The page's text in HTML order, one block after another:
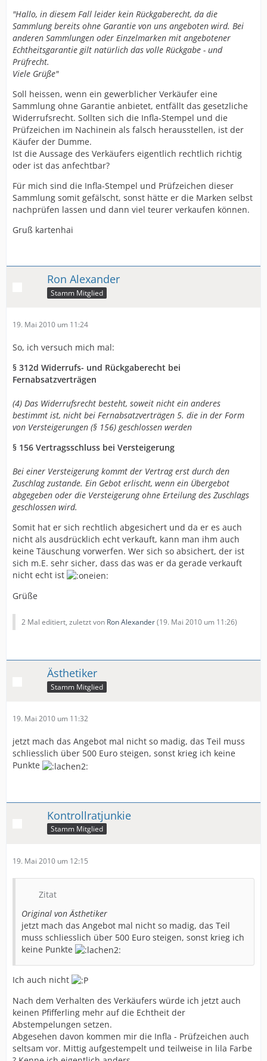
"Hallo, in diesem Fall leider kein Rückgaberecht, da die
Sammlung bereits ohne Garantie von uns angeboten wird. Bei
anderen Sammlungen oder Einzelmarken mit angebotener
Echtheitsgarantie gilt natürlich das volle Rückgabe - und
Prüfrecht.
Viele Grüße"
Soll heissen, wenn ein gewerblicher Verkäufer eine
Sammlung ohne Garantie anbietet, entfällt das gesetzliche
Widerrufsrecht. Sollten sich die Infla-Stempel und die
Prüfzeichen im Nachinein als falsch herausstellen, ist der
Käufer der Dumme.
Ist die Aussage des Verkäufers eigentlich rechtlich richtig
oder ist das anfechtbar?
Für mich sind die Infla-Stempel und Prüfzeichen dieser
Sammlung somit gefälscht, sonst hätte er die Marken selbst
nachprüfen lassen und dann viel teurer verkaufen können.
Gruß kartenhai
Ron Alexander
Stamm Mitglied
19. Mai 2010 um 11:24
So, ich versuch mich mal:
§ 312d Widerrufs- und Rückgaberecht bei
Fernabsatzverträgen
(4) Das Widerrufsrecht besteht, soweit nicht ein anderes
bestimmt ist, nicht bei Fernabsatzverträgen 5. die in der Form
von Versteigerungen (§ 156) geschlossen werden
§ 156 Vertragsschluss bei Versteigerung
Bei einer Versteigerung kommt der Vertrag erst durch den
Zuschlag zustande. Ein Gebot erlischt, wenn ein Übergebot
abgegeben oder die Versteigerung ohne Erteilung des Zuschlags
geschlossen wird.
Somit hat er sich rechtlich abgesichert und da er es auch
nicht als ausdrücklich echt verkauft, kann man ihm auch
keine Täuschung vorwerfen. Wer sich so absichert, der ist
sich m.E. sehr sicher, dass das was er da gerade verkauft
nicht echt ist
Grüße
2 Mal editiert, zuletzt von Ron Alexander(19. Mai 2010 um 11:26)
Ästhetiker
Stamm Mitglied
19. Mai 2010 um 11:32
jetzt mach das Angebot mal nicht so madig, das Teil muss
schliesslich über 500 Euro steigen, sonst krieg ich keine
Punkte
Kontrollratjunkie
Stamm Mitglied
19. Mai 2010 um 12:15
Zitat
Original von Ästhetiker
jetzt mach das Angebot mal nicht so madig, das Teil
muss schliesslich über 500 Euro steigen, sonst krieg ich
keine Punkte
Ich auch nicht
Nach dem Verhalten des Verkäufers würde ich jetzt auch
keinen Pfifferling mehr auf die Echtheit der
Abstempelungen setzen.
Abgesehen davon kommen mir die Infla - Prüfzeichen auch
seltsam vor. Mittig aufgestempelt und teilweise in lila Farbe